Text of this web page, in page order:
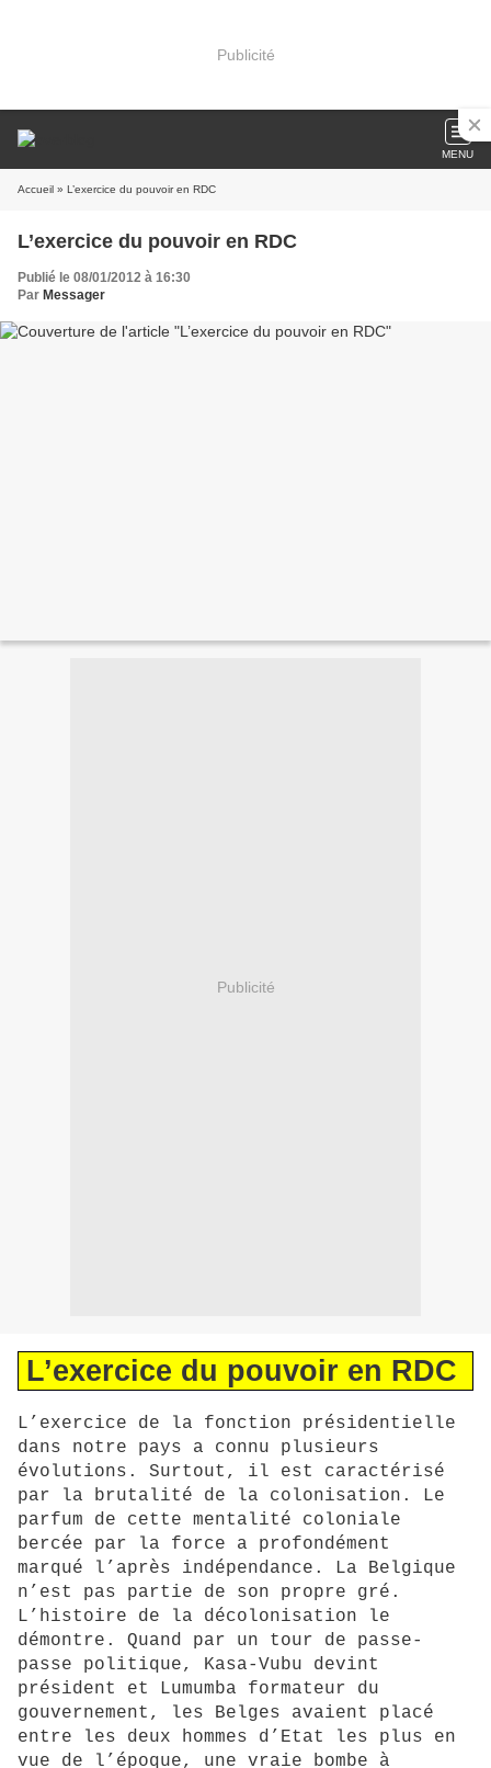
Publicité
MENU
Accueil » L’exercice du pouvoir en RDC
L’exercice du pouvoir en RDC
Publié le 08/01/2012 à 16:30
Par Messager
Publicité
L’exercice du pouvoir en RDC
L’exercice de la fonction présidentielle
dans notre pays a connu plusieurs
évolutions. Surtout, il est caractérisé
par la brutalité de la colonisation. Le
parfum de cette mentalité coloniale
bercée par la force a profondément
marqué l’après indépendance. La Belgique
n’est pas partie de son propre gré.
L’histoire de la décolonisation le
démontre. Quand par un tour de passe-
passe politique, Kasa-Vubu devint
président et Lumumba formateur du
gouvernement, les Belges avaient placé
entre les deux hommes d’Etat les plus en
vue de l’époque, une vraie bombe à